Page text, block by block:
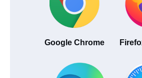
Google Chrome